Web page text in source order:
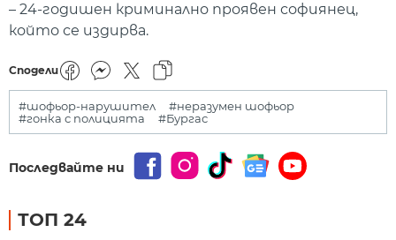
– 24-годишен криминално проявен софиянец,
който се издирва.
Сподели
#шофьор-нарушител
#неразумен шофьор
#гонка с полицията
#Бургас
Последвайте ни
ТОП 24